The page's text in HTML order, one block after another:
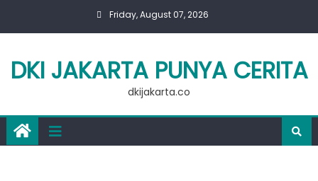
Friday, August 07, 2026
DKI JAKARTA PUNYA CERITA
dkijakarta.co